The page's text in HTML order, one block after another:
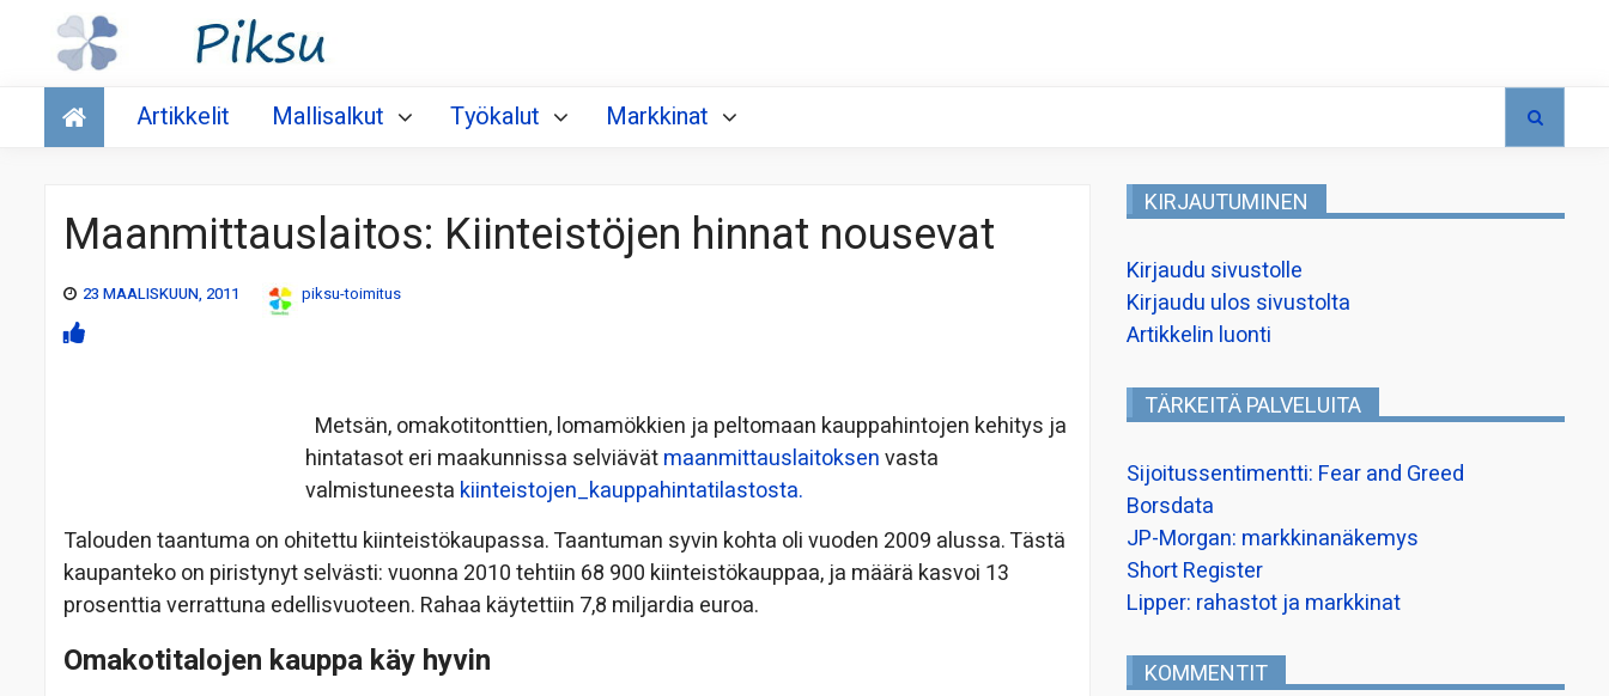
Talous
Artikkelit Mallisalkut Työkalut Markkinat
Maanmittauslaitos: Kiinteistöjen hinnat nousevat
23 MAALISKUUN, 2011 piksu-toimitus
Metsän, omakotitonttien, lomamökkien ja peltomaan kauppahintojen kehitys ja
hintatasot eri maakunnissa selviävätmaanmittauslaitoksenvasta
valmistuneesta kiinteistojen_kauppahintatilastosta.
Talouden taantuma on ohitettu kiinteistökaupassa. Taantuman syvin kohta oli vuoden 2009 alussa. Tästä
kaupanteko on piristynyt selvästi: vuonna 2010 tehtiin 68 900 kiinteistökauppaa, ja määrä kasvoi 13
prosenttia verrattuna edellisvuoteen. Rahaa käytettiin 7,8 miljardia euroa.
Omakotitalojen kauppa käy hyvin
KIRJAUTUMINEN
Kirjaudu sivustolle
Kirjaudu ulos sivustolta
Artikkelin luonti
TÄRKEITÄ PALVELUITA
Sijoitussentimentti: Fear and Greed
Borsdata
JP-Morgan: markkinanäkemys
Short Register
Lipper: rahastot ja markkinat
KOMMENTIT